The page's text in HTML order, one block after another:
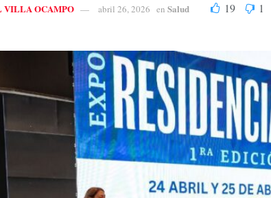
VILLA OCAMPO abril 26, 2026 en Salud 19 1